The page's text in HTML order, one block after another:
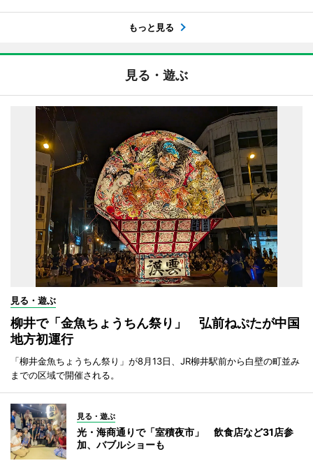
もっと見る
見る・遊ぶ
見る・遊ぶ
柳井で「金魚ちょうちん祭り」 弘前ねぷたが中国
地方初運行
「柳井金魚ちょうちん祭り」が8月13日、JR柳井駅前から白壁の町並み
までの区域で開催される。
見る・遊ぶ
光・海商通りで「室積夜市」 飲食店など31店参
加、バブルショーも